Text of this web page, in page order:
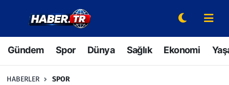
Gündem Spor Dünya Sağlık Ekonomi
HABERLER SPOR
Gündem
Spor
Hava Durumu
Trafik Durumu